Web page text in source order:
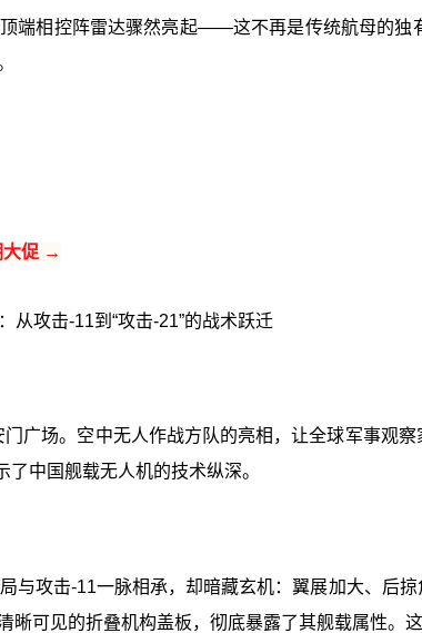
端相控阵雷达骤然亮起——这不再是传统航母的
大促 →
从攻击-11到“攻击-21”的战术跃迁
广场。空中无人作战方队的亮相，让全球军事观
了中国舰载无人机的技术纵深。
局与攻击-11一脉相承，却暗藏玄机：翼展加大、
晰可见的折叠机构盖板，彻底暴露了其舰载属性